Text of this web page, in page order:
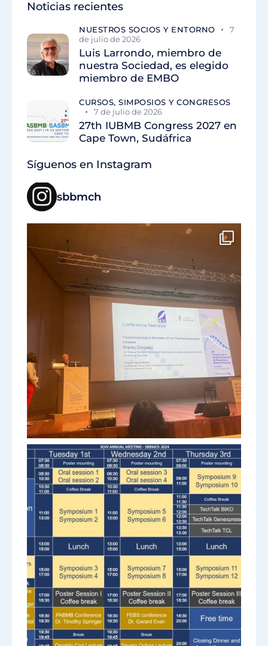
Noticias recientes
NUESTROS SOCIOS Y ENTORNO
7
de julio de 2026
Luis Larrondo, miembro de
nuestra Sociedad, es elegido
miembro de EMBO
CURSOS, SIMPOSIOS Y CONGRESOS
7 de julio de 2026
27th IUBMB Congress 2027 en
Cape Town, Sudáfrica
Síguenos en Instagram
sbbmch